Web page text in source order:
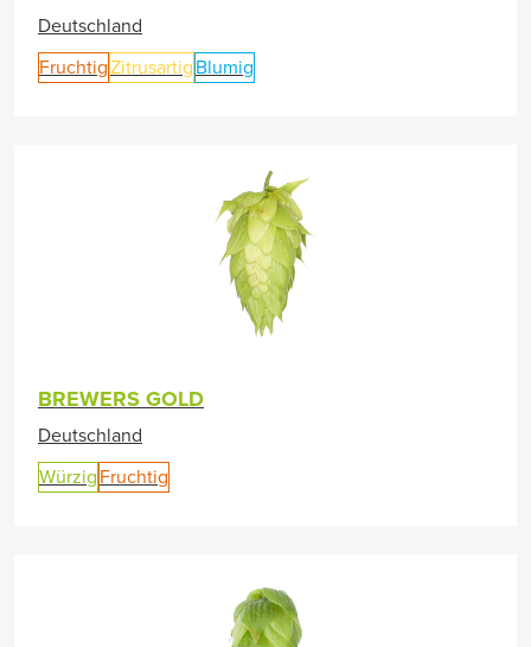
Deutschland
FruchtigZitrusartig Blumig
BREWERS GOLD
Deutschland
Würzig Fruchtig